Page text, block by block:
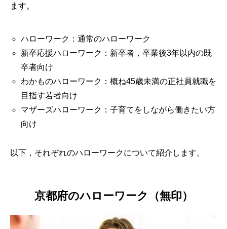
ます。
ハローワーク：通常のハローワーク
新卒応援ハローワーク：新卒者，卒業後3年以内の既
卒者向け
わかものハローワーク：概ね45歳未満の正社員就職を
目指す若者向け
マザーズハローワーク：子育てをしながら働きたい方
向け
以下，それぞれのハローワークについて紹介します。
京都府のハローワーク（無印）